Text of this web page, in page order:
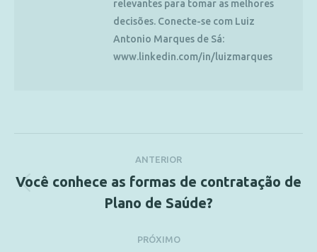
relevantes para tomar as melhores
decisões. Conecte-se com Luiz
Antonio Marques de Sá:
www.linkedin.com/in/luizmarques
ANTERIOR
Você conhece as formas de contratação de
Plano de Saúde?
PRÓXIMO